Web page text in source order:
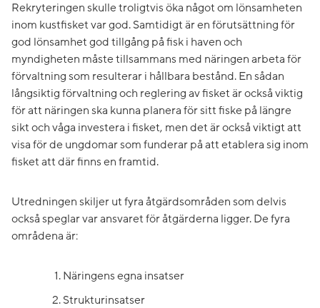
Rekryteringen skulle troligtvis öka något om lönsamheten
inom kustfisket var god. Samtidigt är en förutsättning för
god lönsamhet god tillgång på fisk i haven och
myndigheten måste tillsammans med näringen arbeta för
förvaltning som resulterar i hållbara bestånd. En sådan
långsiktig förvaltning och reglering av fisket är också viktig
för att näringen ska kunna planera för sitt fiske på längre
sikt och våga investera i fisket, men det är också viktigt att
visa för de ungdomar som funderar på att etablera sig inom
fisket att där finns en framtid.
Utredningen skiljer ut fyra åtgärdsområden som delvis
också speglar var ansvaret för åtgärderna ligger. De fyra
områdena är:
Näringens egna insatser
Strukturinsatser